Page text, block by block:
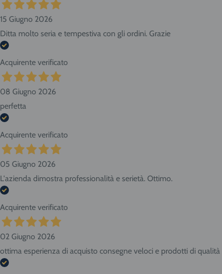
15 Giugno 2026
Ditta molto seria e tempestiva con gli ordini. Grazie
Acquirente verificato
08 Giugno 2026
perfetta
Acquirente verificato
05 Giugno 2026
L'azienda dimostra professionalità e serietà. Ottimo.
Acquirente verificato
02 Giugno 2026
ottima esperienza di acquisto consegne veloci e prodotti di qualità